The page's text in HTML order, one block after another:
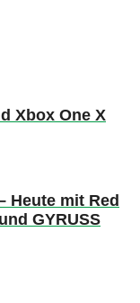
Xbox One X
Heute mit Red
GYRUSS